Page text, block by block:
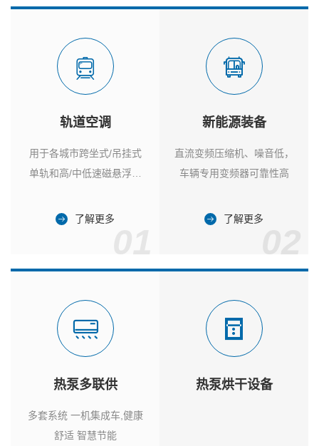
轨道空调
用于各城市跨坐式/吊挂式
单轨和高/中低速磁悬浮列
了解更多
新能源装备
直流变频压缩机、噪音低，
车辆专用变频器可靠性高
了解更多
热泵多联供
多套系统 一机集成车,健康
舒适 智慧节能
热泵烘干设备